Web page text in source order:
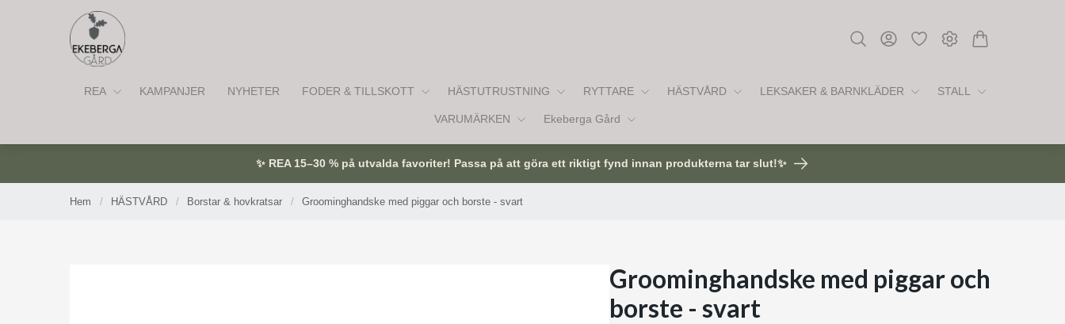
REA KAMPANJER NYHETER FODER & TILLSKOTT HÄSTUTRUSTNING RYTTARE HÄSTVÅRD LEKSAKER & BARNKLÄDER STALL
VARUMÄRKEN Ekeberga Gård
✨ REA 15–30 % på utvalda favoriter! Passa på att göra ett riktigt fynd innan produkterna tar slut!✨
Hem / HÄSTVÅRD / Borstar & hovkratsar / Groominghandske med piggar och borste - svart
Groominghandske med piggar och
borste - svart